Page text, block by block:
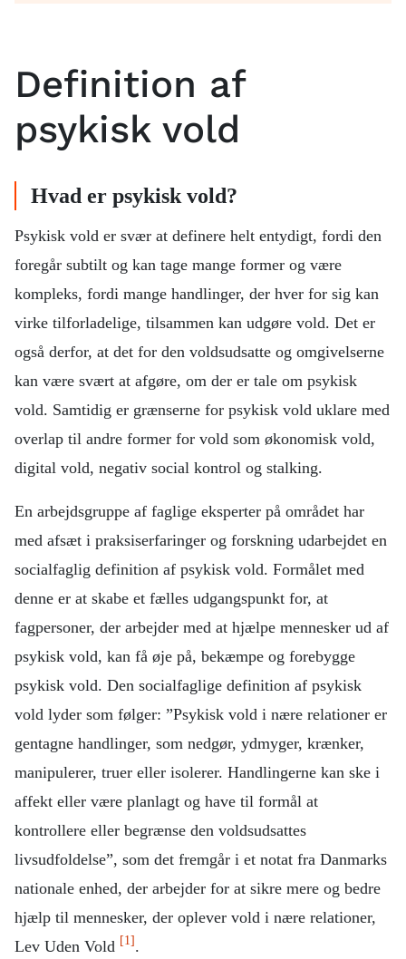
Definition af
psykisk vold
Hvad er psykisk vold?
Psykisk vold er svær at definere helt entydigt, fordi den
foregår subtilt og kan tage mange former og være
kompleks, fordi mange handlinger, der hver for sig kan
virke tilforladelige, tilsammen kan udgøre vold. Det er
også derfor, at det for den voldsudsatte og omgivelserne
kan være svært at afgøre, om der er tale om psykisk
vold. Samtidig er grænserne for psykisk vold uklare med
overlap til andre former for vold som økonomisk vold,
digital vold, negativ social kontrol og stalking.
En arbejdsgruppe af faglige eksperter på området har
med afsæt i praksiserfaringer og forskning udarbejdet en
socialfaglig definition af psykisk vold. Formålet med
denne er at skabe et fælles udgangspunkt for, at
fagpersoner, der arbejder med at hjælpe mennesker ud af
psykisk vold, kan få øje på, bekæmpe og forebygge
psykisk vold. Den socialfaglige definition af psykisk
vold lyder som følger: ”Psykisk vold i nære relationer er
gentagne handlinger, som nedgør, ydmyger, krænker,
manipulerer, truer eller isolerer. Handlingerne kan ske i
affekt eller være planlagt og have til formål at
kontrollere eller begrænse den voldsudsattes
livsudfoldelse”, som det fremgår i et notat fra Danmarks
nationale enhed, der arbejder for at sikre mere og bedre
hjælp til mennesker, der oplever vold i nære relationer,
Lev Uden Vold [1] .